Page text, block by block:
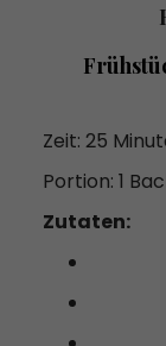
Zeit: 25
Portion: 1
Zutaten: